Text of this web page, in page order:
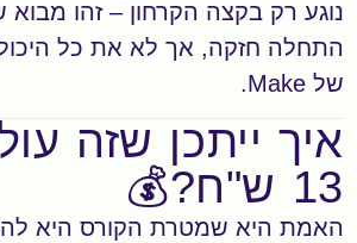
נוגע רק בקצה הקרחון – זהו מבוא
התחלה חזקה, אך לא את כל
של Make.
איך ייתכן שזה
13 ש"ח?💰
האמת היא שמטרת הקורס היא